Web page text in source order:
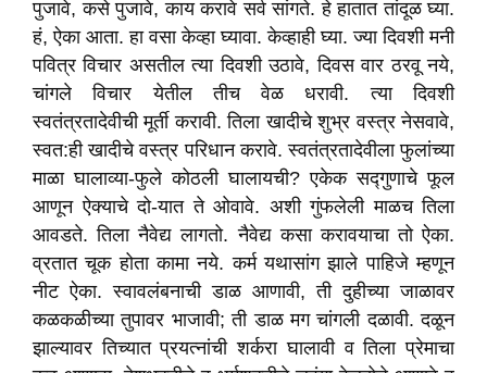
पुजावे,कसे पुजावे,काय करावे सर्व सांगते. हे हातात तांदूळ घ्या.
हं,ऐका आता. हा वसा केव्हा घ्यावा. केव्हाही घ्या. ज्या दिवशी मनी
पवित्र विचार असतील त्या दिवशी उठावे,दिवस वार ठरवू नये,
चांगले विचार येतील तीच वेळ धरावी. त्या दिवशी
स्वतंत्रतादेवीची मूर्ती करावी. तिला खादीचे शुभ्र वस्त्र नेसवावे,
स्वत:ही खादीचे वस्त्र परिधान करावे. स्वतंत्रतादेवीला फुलांच्या
माळा घालाव्या-फुले कोठली घालायची?एकेक सद्गुणाचे फूल
आणून ऐक्याचे दो-यात ते ओवावे. अशी गुंफलेली माळच तिला
आवडते. तिला नैवेद्य लागतो. नैवेद्य कसा करावयाचा तो ऐका.
व्रतात चूक होता कामा नये. कर्म यथासांग झाले पाहिजे म्हणून
नीट ऐका. स्वावलंबनाची डाळ आणावी,ती दुहीच्या जाळावर
कळकळीच्या तुपावर भाजावी;ती डाळ मग चांगली दळावी. दळून
झाल्यावर तिच्यात प्रयत्नांची शर्करा घालावी व तिला प्रेमाचा